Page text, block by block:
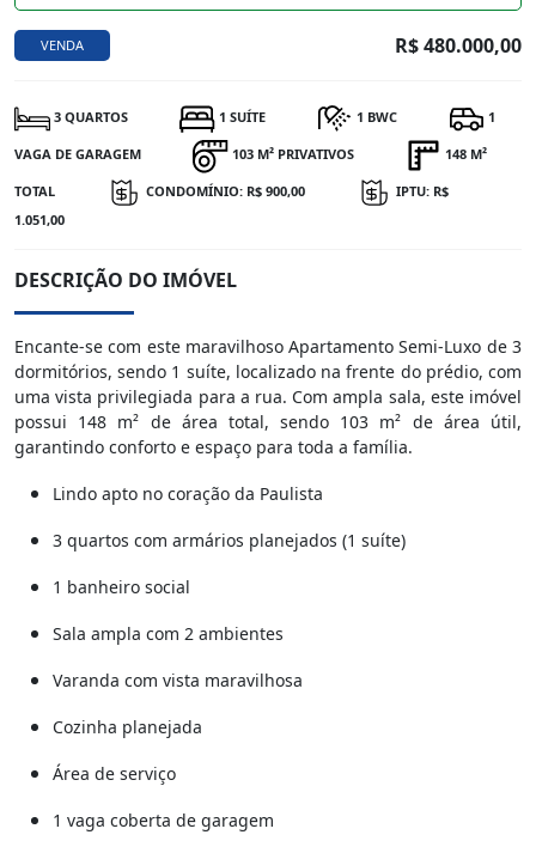
VENDA R$ 480.000,00
3 QUARTOS 1 SUÍTE 1 BWC 1
VAGA DE GARAGEM 103 M² PRIVATIVOS 148 M²
TOTAL CONDOMÍNIO: R$ 900,00
IPTU: R$
1.051,00
DESCRIÇÃO DO IMÓVEL
Encante-se com este maravilhoso Apartamento Semi-Luxo de 3
dormitórios, sendo 1 suíte, localizado na frente do prédio, com
uma vista privilegiada para a rua. Com ampla sala, este imóvel
possui 148 m² de área total, sendo 103 m² de área útil,
garantindo conforto e espaço para toda a família.
Lindo apto no coração da Paulista
3 quartos com armários planejados (1 suíte)
1 banheiro social
Sala ampla com 2 ambientes
Varanda com vista maravilhosa
Cozinha planejada
Área de serviço
1 vaga coberta de garagem